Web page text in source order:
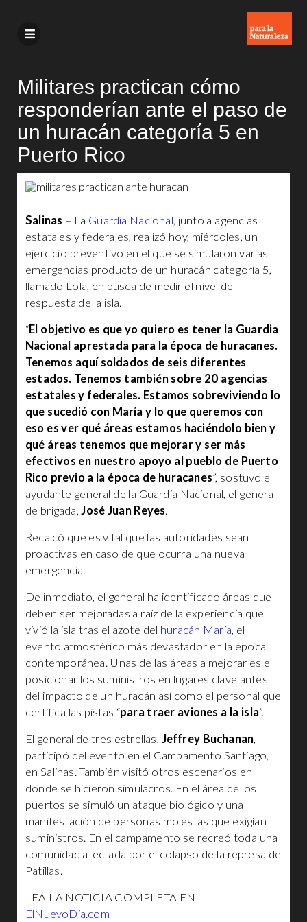
Militares practican cómo
responderían ante el paso de
un huracán categoría 5 en
Puerto Rico
Salinas – La Guardia Nacional, junto a agencias
estatales y federales, realizó hoy, miércoles, un
ejercicio preventivo en el que se simularon varias
emergencias producto de un huracán categoría 5,
llamado Lola, en busca de medir el nivel de
respuesta de la isla.
“El objetivo es que yo quiero es tener la Guardia
Nacional aprestada para la época de huracanes.
Tenemos aquí soldados de seis diferentes
estados. Tenemos también sobre 20 agencias
estatales y federales. Estamos sobreviviendo lo
que sucedió con María y lo que queremos con
eso es ver qué áreas estamos haciéndolo bien y
qué áreas tenemos que mejorar y ser más
efectivos en nuestro apoyo al pueblo de Puerto
Rico previo a la época de huracanes”, sostuvo el
ayudante general de la Guardia Nacional, el general
de brigada,José Juan Reyes.
Recalcó que es vital que las autoridades sean
proactivas en caso de que ocurra una nueva
emergencia.
De inmediato, el general ha identificado áreas que
deben ser mejoradas a raíz de la experiencia que
vivió la isla tras el azote del huracán María, el
evento atmosférico más devastador en la época
contemporánea. Unas de las áreas a mejorar es el
posicionar los suministros en lugares clave antes
del impacto de un huracán así como el personal que
certifica las pistas “para traer aviones a la isla”.
El general de tres estrellas, Jeffrey Buchanan,
participó del evento en el Campamento Santiago,
en Salinas. También visitó otros escenarios en
donde se hicieron simulacros. En el área de los
puertos se simuló un ataque biológico y una
manifestación de personas molestas que exigían
suministros. En el campamento se recreó toda una
comunidad afectada por el colapso de la represa de
Patillas.
LEA LA NOTICIA COMPLETA EN
ElNuevoDia.com